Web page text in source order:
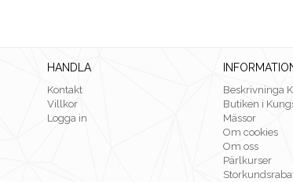
HANDLA
Kontakt
Villkor
Logga in
Beskrivninga
Butiken i
Mässor
Om cookies
Om oss
Pärlkurser